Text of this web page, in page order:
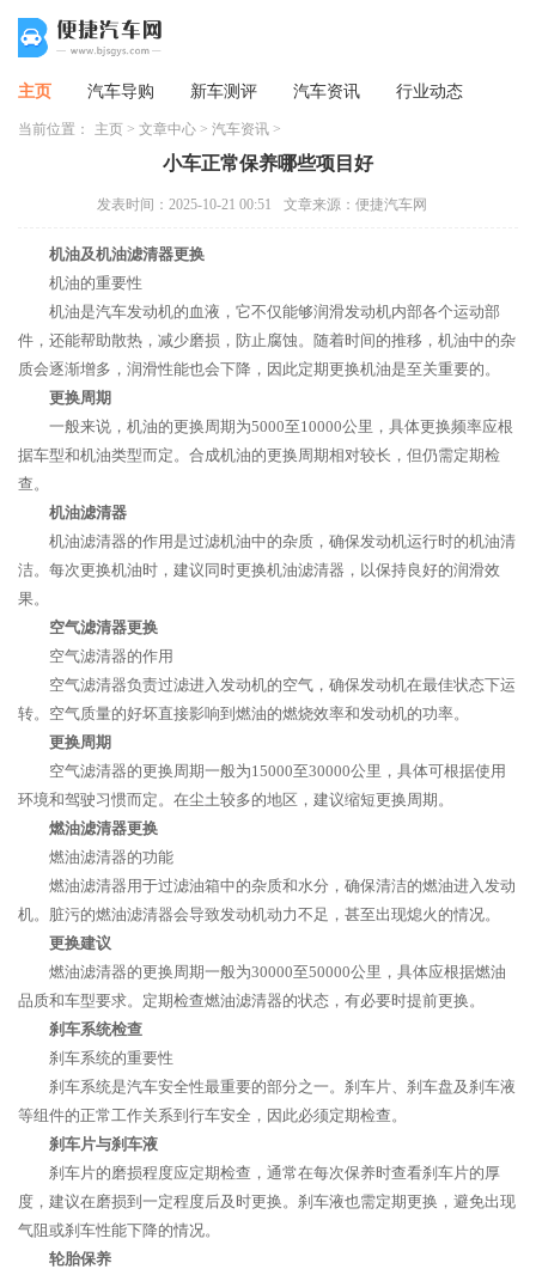
主页 汽车导购 新车测评 汽车资讯 行业动态
当前位置： 主页 > 文章中心 > 汽车资讯 >
小车正常保养哪些项目好
发表时间：2025-10-21 00:51 文章来源：便捷汽车网
机油及机油滤清器更换
机油的重要性
机油是汽车发动机的血液，它不仅能够润滑发动机内部各个运动部
件，还能帮助散热，减少磨损，防止腐蚀。随着时间的推移，机油中的杂
质会逐渐增多，润滑性能也会下降，因此定期更换机油是至关重要的。
更换周期
一般来说，机油的更换周期为5000至10000公里，具体更换频率应根
据车型和机油类型而定。合成机油的更换周期相对较长，但仍需定期检
查。
机油滤清器
机油滤清器的作用是过滤机油中的杂质，确保发动机运行时的机油清
洁。每次更换机油时，建议同时更换机油滤清器，以保持良好的润滑效
果。
空气滤清器更换
空气滤清器的作用
空气滤清器负责过滤进入发动机的空气，确保发动机在最佳状态下运
转。空气质量的好坏直接影响到燃油的燃烧效率和发动机的功率。
更换周期
空气滤清器的更换周期一般为15000至30000公里，具体可根据使用
环境和驾驶习惯而定。在尘土较多的地区，建议缩短更换周期。
燃油滤清器更换
燃油滤清器的功能
燃油滤清器用于过滤油箱中的杂质和水分，确保清洁的燃油进入发动
机。脏污的燃油滤清器会导致发动机动力不足，甚至出现熄火的情况。
更换建议
燃油滤清器的更换周期一般为30000至50000公里，具体应根据燃油
品质和车型要求。定期检查燃油滤清器的状态，有必要时提前更换。
刹车系统检查
刹车系统的重要性
刹车系统是汽车安全性最重要的部分之一。刹车片、刹车盘及刹车液
等组件的正常工作关系到行车安全，因此必须定期检查。
刹车片与刹车液
刹车片的磨损程度应定期检查，通常在每次保养时查看刹车片的厚
度，建议在磨损到一定程度后及时更换。刹车液也需定期更换，避免出现
气阻或刹车性能下降的情况。
轮胎保养